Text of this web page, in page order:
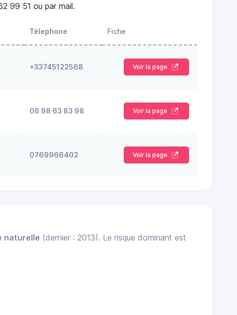
99 51 ou par mail.
Télephone Fiche
+33745122568 Voir la page
06 98 63 83 98 Voir la page
0769966402 Voir la page
naturelle (dernier : 2013). Le risque dominant est